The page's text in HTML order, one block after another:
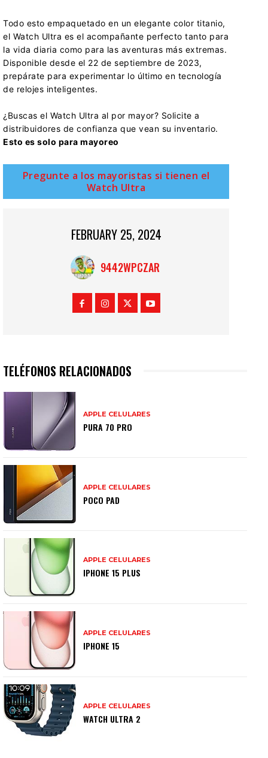
Todo esto empaquetado en un elegante color titanio,
el Watch Ultra es el acompañante perfecto tanto para
la vida diaria como para las aventuras más extremas.
Disponible desde el 22 de septiembre de 2023,
prepárate para experimentar lo último en tecnología
de relojes inteligentes.
¿Buscas el Watch Ultra al por mayor? Solicite a
distribuidores de confianza que vean su inventario.
Esto es solo para mayoreo
Pregunte a los mayoristas si tienen el
Watch Ultra
FEBRUARY 25, 2024
9442WPCZAR
TELÉFONOS RELACIONADOS
APPLE CELULARES
PURA 70 PRO
APPLE CELULARES
POCO PAD
APPLE CELULARES
IPHONE 15 PLUS
APPLE CELULARES
IPHONE 15
APPLE CELULARES
WATCH ULTRA 2